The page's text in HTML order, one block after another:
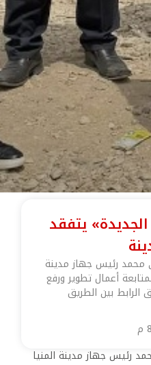
يتفقد
رئيس جهاز مدينة
أعمال تطوير ورفع
الرابط بين الطريق
جهاز مدينة المنيا